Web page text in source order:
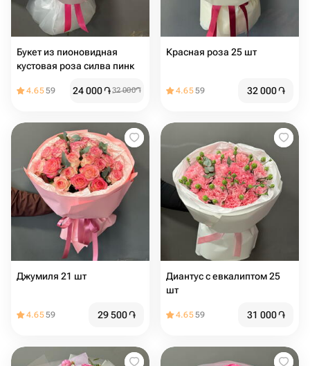
Букет из пионовидная
кустовая роза силва пинк
4.6559 24 000֏32 000֏
Красная роза 25 шт
4.6559 32 000֏
Джумиля 21 шт
4.6559 29 500֏
Диантус с евкалиптом 25
шт
4.6559 31 000֏